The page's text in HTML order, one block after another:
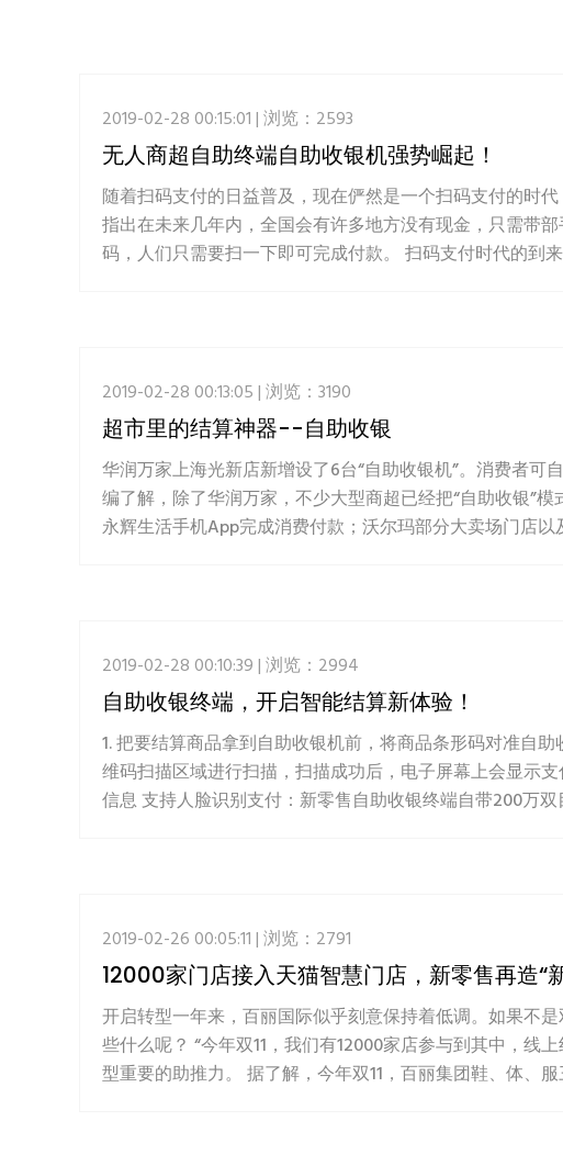
2019-02-28 00:15:01 | 浏览：2593
无人商超自助终端自助收银机强势崛起！
随着扫码支付的日益普及，现在俨然是一个扫码支付的时
指出在未来几年内，全国会有许多地方没有现金，只需带
码，人们只需要扫一下即可完成付款。 扫码支付时代的到
2019-02-28 00:13:05 | 浏览：3190
超市里的结算神器--自助收银
华润万家上海光新店新增设了6台“自助收银机”。消费者
编了解，除了华润万家，不少大型商超已经把“自助收银”
永辉生活手机App完成消费付款；沃尔玛部分大卖场门店以
2019-02-28 00:10:39 | 浏览：2994
自助收银终端，开启智能结算新体验！
1. 把要结算商品拿到自助收银机前，将商品条形码对准自
维码扫描区域进行扫描，扫描成功后，电子屏幕上会显示
信息 支持人脸识别支付：新零售自助收银终端自带200万
2019-02-26 00:05:11 | 浏览：2791
12000家门店接入天猫智慧门店，新零售再造“
开启转型一年来，百丽国际似乎刻意保持着低调。如果不
些什么呢？ “今年双11，我们有12000家店参与到其中，
型重要的助推力。 据了解，今年双11，百丽集团鞋、体、